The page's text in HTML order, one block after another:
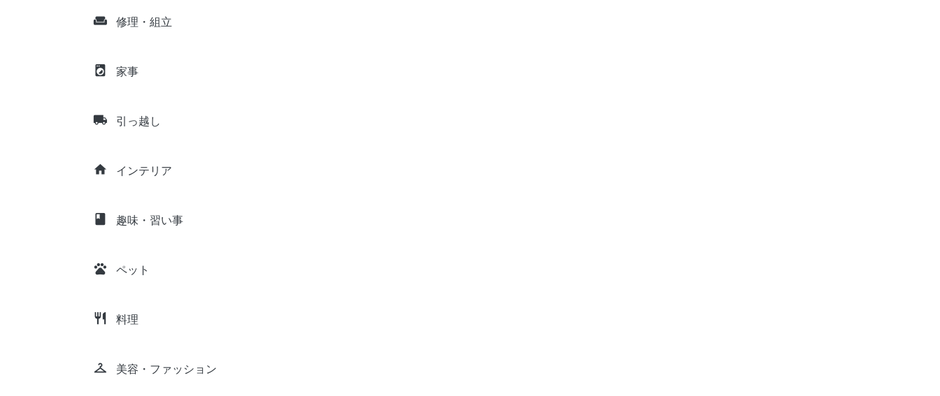
weekend 修理・組立
local_laundry_service 家事
local_shipping 引っ越し
home インテリア
class 趣味・習い事
pets ペット
restaurant 料理
checkroom 美容・ファッション